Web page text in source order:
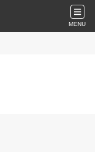
MENU